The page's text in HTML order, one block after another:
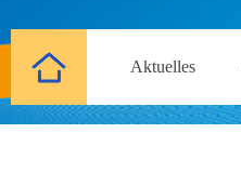
Aktuelles